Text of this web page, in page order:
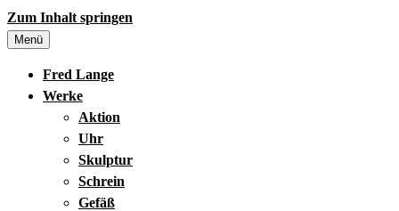
Zum Inhalt springen
Menü
Fred Lange
Werke
Aktion
Uhr
Skulptur
Schrein
Gefäß